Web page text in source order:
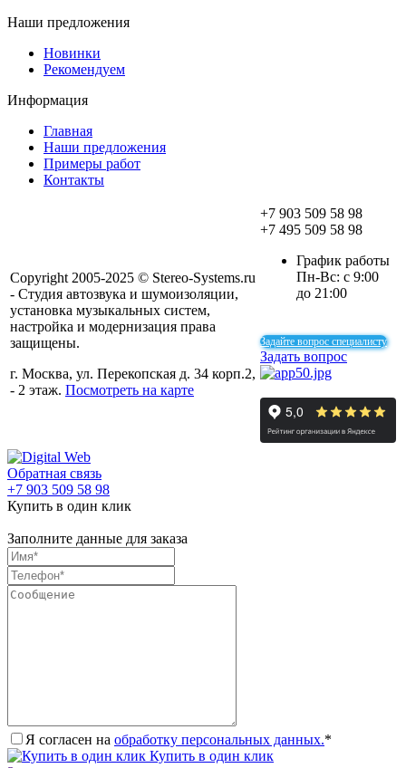
Наши предложения
Новинки
Рекомендуем
Информация
Главная
Наши предложения
Примеры работ
Контакты
Copyright 2005-2025 © Stereo-Systems.ru
- Студия автозвука и шумоизоляции,
установка музыкальных систем,
настройка и модернизация права
защищены.
г. Москва, ул. Перекопская д. 34 корп.2,
- 2 этаж. Посмотреть на карте
+7 903 509 58 98
+7 495 509 58 98
График работы
Пн-Вс: с 9:00
до 21:00
Задайте вопрос специалисту
Задать вопрос
Обратная связь
+7 903 509 58 98
Купить в один клик
Заполните данные для заказа
Я согласен на обработку персональных данных.*
Купить в один клик